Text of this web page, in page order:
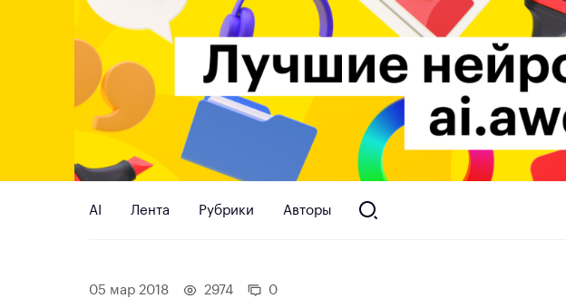
AI Лента Рубрики Авторы
05 мар 2018 2974 0